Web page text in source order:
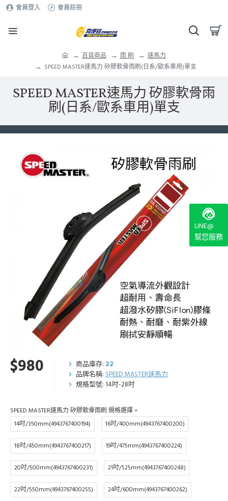
會員登入 會員註冊
百貨商品 雨 刷
速馬力
SPEED MASTER速馬力 矽膠軟骨雨刷(日系/歐系車用)單支
SPEED MASTER速馬力 矽膠軟骨雨
刷(日系/歐系車用)單支
$980 商品庫存: 22
品牌名稱: SPEED MASTER速馬力
規格型號: 14吋-28吋
SPEED MASTER速馬力 矽膠軟骨雨刷 規格選擇
14吋/350mm(4943767400194)
16吋/400mm(4943767400200)
18吋/450mm(4943767400217) 19吋/475mm(4943767400224)
20吋/500mm(4943767400231) 21吋/525mm(4943767400248)
22吋/550mm(4943767400255) 24吋/600mm(4943767400262)
LINE@
幫您服務